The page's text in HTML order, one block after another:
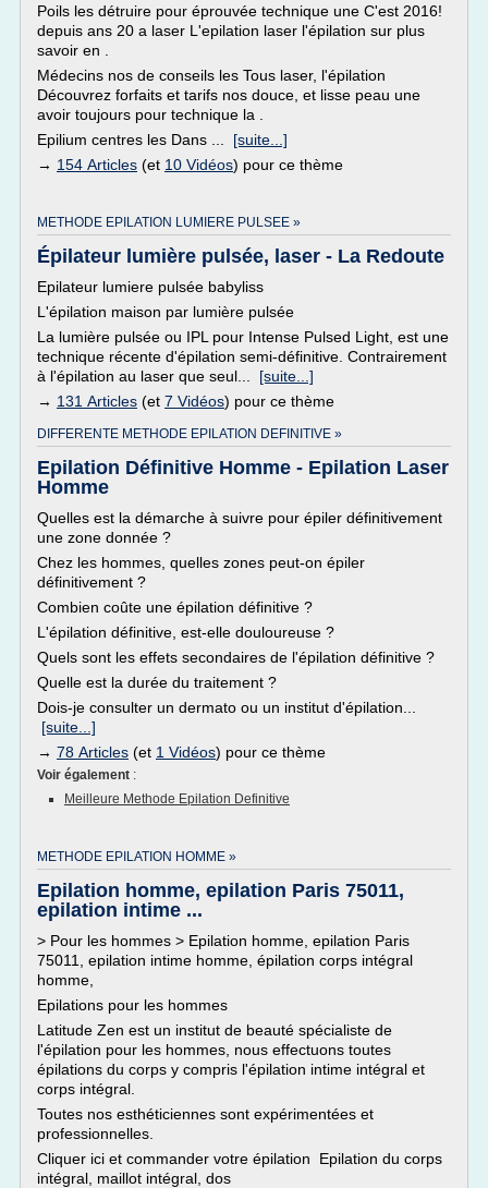
Poils les détruire pour éprouvée technique une C'est 2016!
depuis ans 20 a laser L'epilation laser l'épilation sur plus
savoir en .
Médecins nos de conseils les Tous laser, l'épilation
Découvrez forfaits et tarifs nos douce, et lisse peau une
avoir toujours pour technique la .
Epilium centres les Dans ... [suite...]
→ 154 Articles (et 10 Vidéos) pour ce thème
METHODE EPILATION LUMIERE PULSEE »
Épilateur lumière pulsée, laser - La Redoute
Epilateur lumiere pulsée babyliss
L'épilation maison par lumière pulsée
La lumière pulsée ou IPL pour Intense Pulsed Light, est une
technique récente d'épilation semi-définitive. Contrairement
à l'épilation au laser que seul... [suite...]
→ 131 Articles (et 7 Vidéos) pour ce thème
DIFFERENTE METHODE EPILATION DEFINITIVE »
Epilation Définitive Homme - Epilation Laser
Homme
Quelles est la démarche à suivre pour épiler définitivement
une zone donnée ?
Chez les hommes, quelles zones peut-on épiler
définitivement ?
Combien coûte une épilation définitive ?
L'épilation définitive, est-elle douloureuse ?
Quels sont les effets secondaires de l'épilation définitive ?
Quelle est la durée du traitement ?
Dois-je consulter un dermato ou un institut d'épilation...
[suite...]
→ 78 Articles (et 1 Vidéos) pour ce thème
Voir également :
Meilleure Methode Epilation Definitive
METHODE EPILATION HOMME »
Epilation homme, epilation Paris 75011,
epilation intime ...
> Pour les hommes > Epilation homme, epilation Paris
75011, epilation intime homme, épilation corps intégral
homme,
Epilations pour les hommes
Latitude Zen est un institut de beauté spécialiste de
l'épilation pour les hommes, nous effectuons toutes
épilations du corps y compris l'épilation intime intégral et
corps intégral.
Toutes nos esthéticiennes sont expérimentées et
professionnelles.
Cliquer ici et commander votre épilation Epilation du corps
intégral, maillot intégral, dos